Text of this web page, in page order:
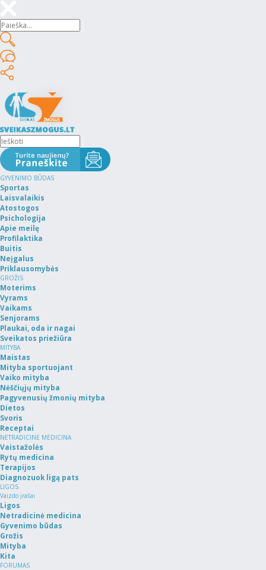
GYVENIMO BŪDAS
Sportas
Laisvalaikis
Atostogos
Psichologija
Apie meilę
Profilaktika
Buitis
Neįgalus
Priklausomybės
GROŽIS
Moterims
Vyrams
Vaikams
Senjorams
Plaukai, oda ir nagai
Sveikatos priežiūra
MITYBA
Maistas
Mityba sportuojant
Vaiko mityba
Nėščiųjų mityba
Pagyvenusių žmonių mityba
Dietos
Svoris
Receptai
NETRADICINĖ MEDICINA
Vaistažolės
Rytų medicina
Terapijos
Diagnozuok ligą pats
LIGOS
Vaizdo įrašai
Ligos
Netradicinė medicina
Gyvenimo būdas
Grožis
Mityba
Kita
FORUMAS